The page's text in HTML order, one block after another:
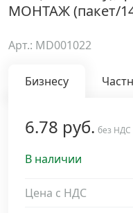
Анкерная техника
Кабельный крепеж
Строительный
МОНТАЖ (пакет/
Арт.: MD001022
Бизнесу
6.78 руб. без НДС
В наличии
Цена с НДС